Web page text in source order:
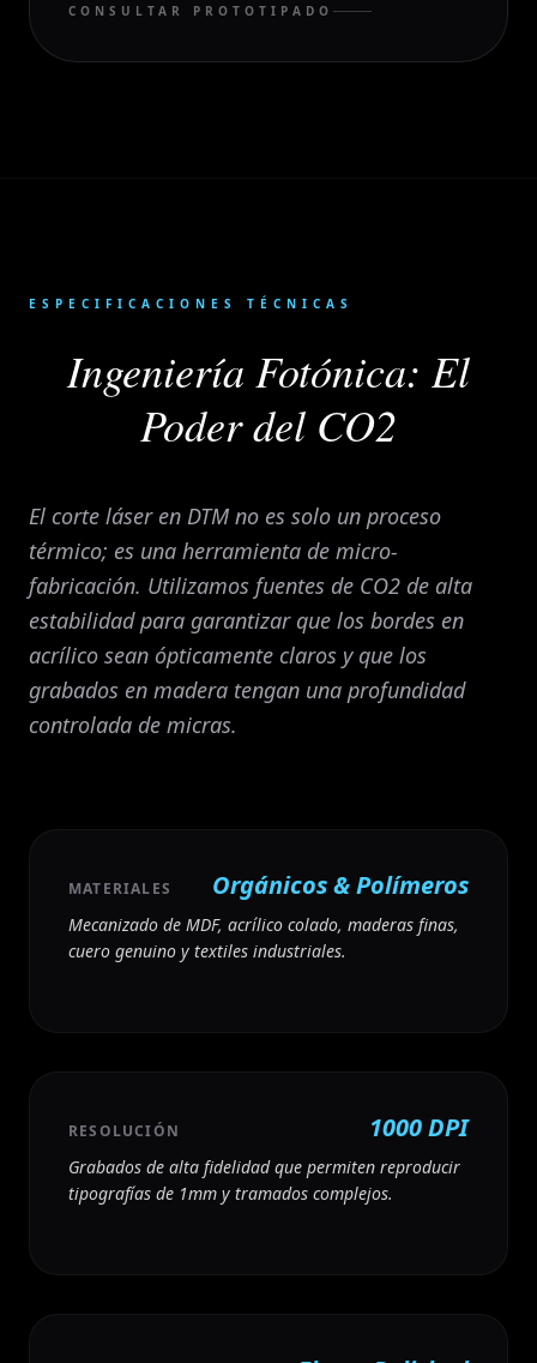
CONSULTAR PROTOTIPADO
ESPECIFICACIONES TÉCNICAS
Ingeniería Fotónica: El
Poder del CO2
El corte láser en DTM no es solo un proceso
térmico; es una herramienta de micro-
fabricación. Utilizamos fuentes de CO2 de alta
estabilidad para garantizar que los bordes en
acrílico sean ópticamente claros y que los
grabados en madera tengan una profundidad
controlada de micras.
MATERIALES Orgánicos & Polímeros
Mecanizado de MDF, acrílico colado, maderas finas,
cuero genuino y textiles industriales.
RESOLUCIÓN 1000 DPI
Grabados de alta fidelidad que permiten reproducir
tipografías de 1mm y tramados complejos.